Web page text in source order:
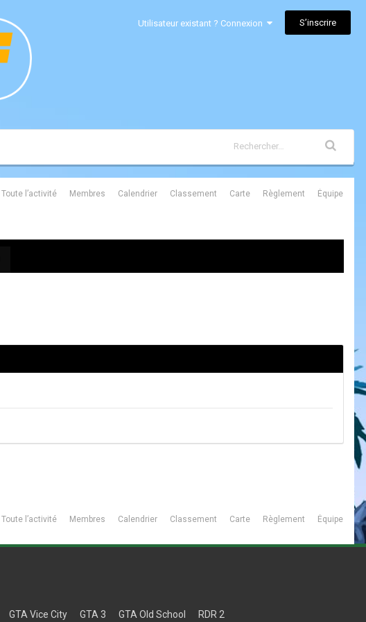
Utilisateur existant ? Connexion S’inscrire
Toute l’activité Membres Calendrier Classement Carte Règlement Équipe
Toute l’activité Membres Calendrier Classement Carte Règlement Équipe
GTA Vice City GTA 3 GTA Old School RDR 2